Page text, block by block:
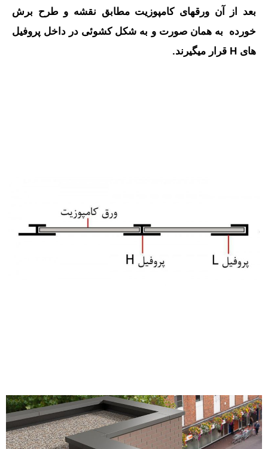
بعد از آن ورق‎های کامپوزیت مطابق نقشه و طرح برش
خورده به همان صورت و به شکل کشوئی در داخل پروفیل
های H قرار می‎گیرند.